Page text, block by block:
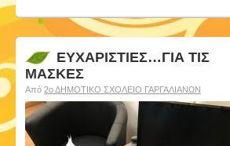
ΕΥΧΑΡΙΣΤΙΕΣ…ΓΙΑ ΤΙΣ
ΜΑΣΚΕΣ
Από 2ο ΔΗΜΟΤΙΚΟ ΣΧΟΛΕΙΟ ΓΑΡΓΑΛΙΑΝΩΝ